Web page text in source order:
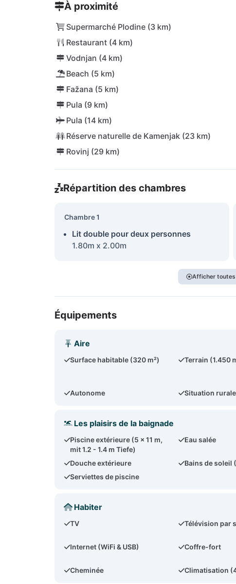
À proximité
Supermarché Plodine (3 km)
Restaurant (4 km)
Vodnjan (4 km)
Beach (5 km)
Fažana (5 km)
Pula (9 km)
Pula (14 km)
Réserve naturelle de Kamenjak (23 km)
Rovinj (29 km)
Répartition des chambres
Chambre 1
Lit double pour deux personnes
1.80m x 2.00m
Afficher
Équipements
Aire
Surface habitable (320 m²) Terrain (1.450
Autonome
Situation rurale
Les plaisirs de la baignade
Piscine extérieure (5 x 11 m,
mit 1.2 - 1.4 m Tiefe)
Eau salée
Douche extérieure Bains de soleil
Serviettes de piscine
Habiter
TV Télévision par
Internet (WiFi & USB)
Coffre-fort
Cheminée
Climatisation